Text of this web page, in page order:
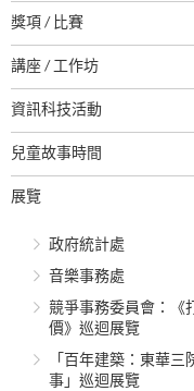
獎項 / 比賽
講座 / 工作坊
資訊科技活動
兒童故事時間
展覽
政府統計處
音樂事務處
競爭事務委員會：《
價》巡迴展覽
「百年建築：東華三
事」巡迴展覽